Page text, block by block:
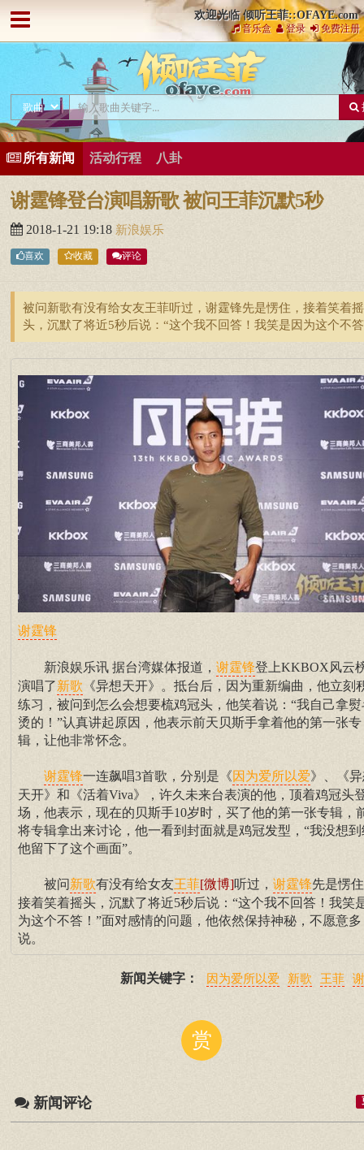
欢迎光临 倾听王菲::OFAYE.com
音乐盒 登录 免费注册
所有新闻 活动行程 八卦
谢霆锋登台演唱新歌 被问王菲沉默5秒
2018-1-21 19:18 新浪娱乐
喜欢 收藏 评论
被问新歌有没有给女友王菲听过，谢霆锋先是愣住，接着笑着摇
头，沉默了将近5秒后说：“这个我不回答！我笑是因为这个不
谢霆锋
新浪娱乐讯 据台湾媒体报道， 谢霆锋登上KKBOX风云
演唱了新歌 《异想天开》。抵台后，因为重新编曲，他立刻
练习，被问到怎么会想要梳鸡冠头，他笑着说：“我自己拿熨
烫的！”认真讲起原因，他表示前天贝斯手拿着他的第一张专
辑，让他非常怀念。
谢霆锋一连飙唱3首歌，分别是《因为爱所以爱》、《
天开》和《活着Viva》，许久未来台表演的他，顶着鸡冠头
场，他表示，现在的贝斯手10岁时，买了他的第一张专辑，
将专辑拿出来讨论，他一看到封面就是鸡冠发型，“我没想到
他留下了这个画面”。
被问新歌有没有给女友王菲[微博]听过， 谢霆锋先是愣
接着笑着摇头，沉默了将近5秒后说：“这个我不回答！我笑
为这个不答！”面对感情的问题，他依然保持神秘，不愿意多
说。
新闻关键字： 因为爱所以爱 新歌 王菲
赏
新闻评论